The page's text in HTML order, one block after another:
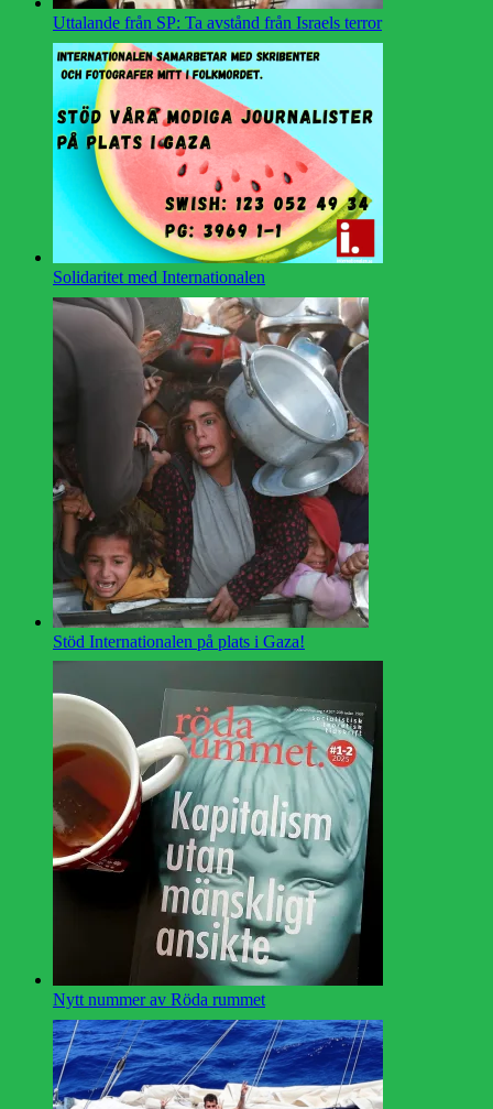
Uttalande från SP: Ta avstånd från Israels terror
Solidaritet med Internationalen
Stöd Internationalen på plats i Gaza!
Nytt nummer av Röda rummet